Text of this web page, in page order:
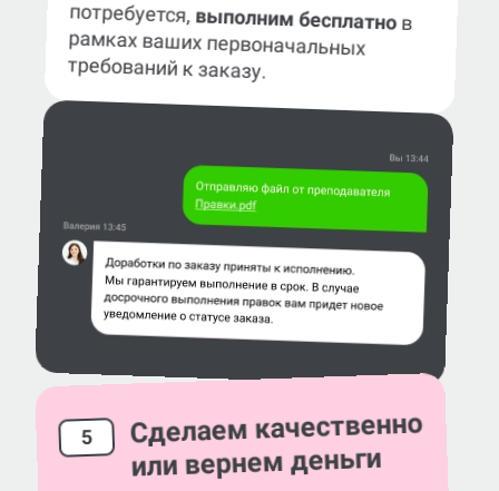
потребуется, выполним бесплатнов
рамках ваших первоначальных
требований к заказу.
5 Сделаем качественно
или вернем деньги